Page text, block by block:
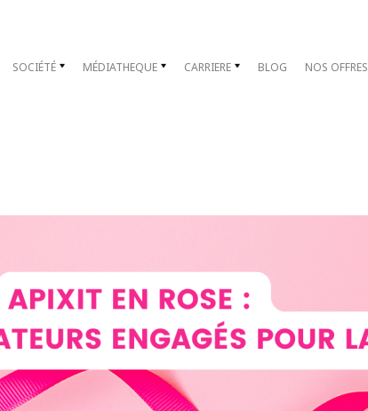
SOCIÉTÉ MÉDIATHEQUE CARRIERE BLOG NOS OFFRES